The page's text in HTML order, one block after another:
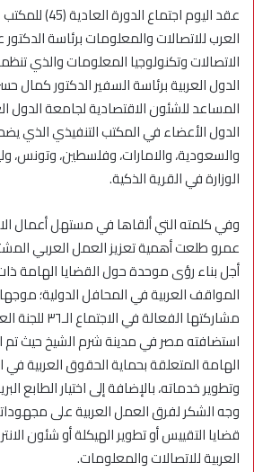
عقد اليوم اجتماع
العرب للاتصالات والمعلومات برئاسة
الاتصالات وتكنولوجيا المعلومات والذي
الدول العربية برئاسة السفير الدكتور كمال
المساعد للشئون الاقتصادية لجامعة الدول
والسعودية، والامارات، وفلسطين، وتونس،
الوزارة في القرية الذكية.
وفي كلمته التي ألقاها في مستهل أعمال
عمرو طلعت أهمية تعزيز العمل العربي
أجل بناء رؤى موحدة حول القضايا الهامة
المواقف العربية في المحافل الدولية؛
مشاركتها
استضافته مصر في مدينة شرم الشيخ حيث تم
الهامة المتعلقة بحماية الحقوق العربية في
وتطوير خدماته، بالإضافة إلى اختيار الطابع
وجه الشكر لفرق العمل العربية على
قضايا التقييس أو تطوير الهيكلة أو شئون
العربية للاتصالات والمعلومات.